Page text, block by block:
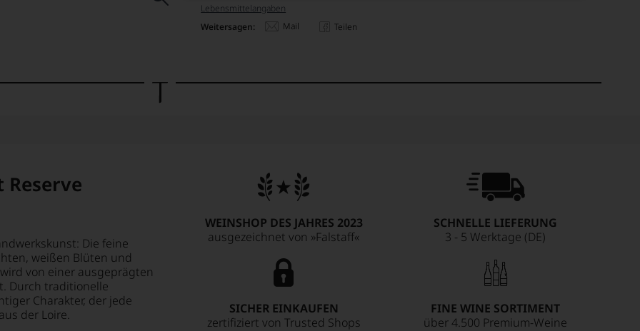
Lebensmittel­angaben
Weitersagen:
Mail Teilen
Die feine
weißen Blüten und
von einer ausgeprägten
Durch traditionelle
Charakter, der jede
der Loire.
WEINSHOP DES JAHRES 2023
ausgezeichnet von »Falstaff«
SCHNELLE LIEFERUNG
3 - 5 Werktage (DE)
SICHER EINKAUFEN
zertifiziert von Trusted Shops
FINE WINE SORTIMENT
über 4.500 Premium-Weine